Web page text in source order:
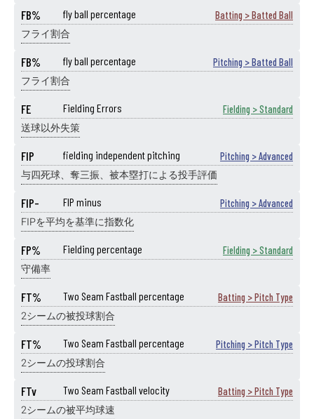
FB% fly ball percentage Batting > Batted Ball
フライ割合
FB% fly ball percentage Pitching > Batted Ball
フライ割合
FE Fielding Errors Fielding > Standard
送球以外失策
FIP fielding independent pitching Pitching > Advanced
与四死球、奪三振、被本塁打による投手評価
FIP- FIP minus Pitching > Advanced
FIPを平均を基準に指数化
FP% Fielding percentage Fielding > Standard
守備率
FT% Two Seam Fastball percentage Batting > Pitch Type
2シームの被投球割合
FT% Two Seam Fastball percentage Pitching > Pitch Type
2シームの投球割合
FTv Two Seam Fastball velocity Batting > Pitch Type
2シームの被平均球速